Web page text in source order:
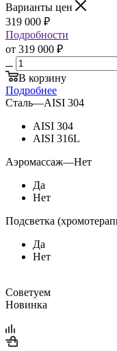
Варианты цен
319 000 ₽
Подробности
от 319 000 ₽
В корзину
Подробнее
Сталь—AISI 304
AISI 304
AISI 316L
Аэромассаж—Нет
Да
Нет
Подсветка
Да
Нет
Советуем
Новинка